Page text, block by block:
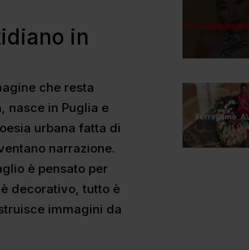
in
che resta
nasce in Puglia e
urbana fatta di
narrazione.
è pensato per
decorativo, tutto è
immagini da